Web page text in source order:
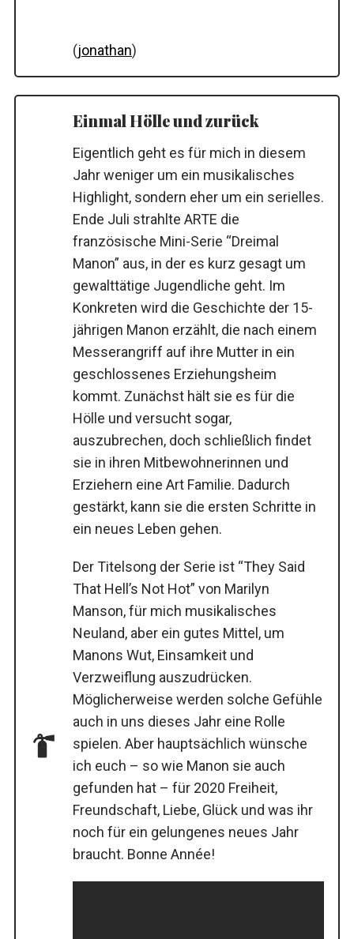
(jonathan)
Einmal Hölle und zurück
Eigentlich geht es für mich in diesem
Jahr weniger um ein musikalisches
Highlight, sondern eher um ein serielles.
Ende Juli strahlte ARTE die
französische Mini-Serie “Dreimal
Manon” aus, in der es kurz gesagt um
gewalttätige Jugendliche geht. Im
Konkreten wird die Geschichte der 15-
jährigen Manon erzählt, die nach einem
Messerangriff auf ihre Mutter in ein
geschlossenes Erziehungsheim
kommt. Zunächst hält sie es für die
Hölle und versucht sogar,
auszubrechen, doch schließlich findet
sie in ihren Mitbewohnerinnen und
Erziehern eine Art Familie. Dadurch
gestärkt, kann sie die ersten Schritte in
ein neues Leben gehen.
Der Titelsong der Serie ist “They Said
That Hell’s Not Hot” von Marilyn
Manson, für mich musikalisches
Neuland, aber ein gutes Mittel, um
Manons Wut, Einsamkeit und
Verzweiflung auszudrücken.
Möglicherweise werden solche Gefühle
auch in uns dieses Jahr eine Rolle
spielen. Aber hauptsächlich wünsche
ich euch – so wie Manon sie auch
gefunden hat – für 2020 Freiheit,
Freundschaft, Liebe, Glück und was ihr
noch für ein gelungenes neues Jahr
braucht. Bonne Année!